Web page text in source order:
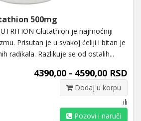
500mg
Glutathion je najmoćniji
Prisutan je u svakoj ćeliji i bitan je
radikala. Razlikuje se od ostalih...
4390,00 - 4590,00 RSD
Dodaj u korpu
ili
Pozovi i naruči